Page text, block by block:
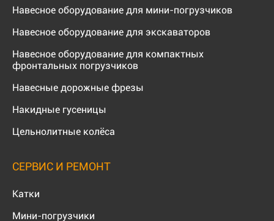
Навесное оборудование для мини-погрузчиков
Навесное оборудование для экскаваторов
Навесное оборудование для компактных
фронтальных погрузчиков
Навесные дорожные фрезы
Накидные гусеницы
Цельнолитные колёса
СЕРВИС И РЕМОНТ
Катки
Мини-погрузчики